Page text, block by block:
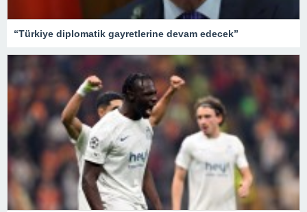
“Türkiye diplomatik gayretlerine devam edecek”